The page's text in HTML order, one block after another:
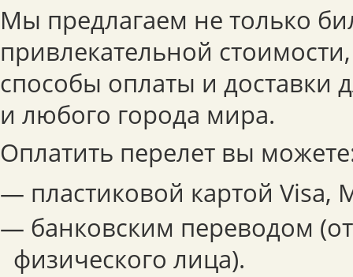
Мы предлагаем не только
привлекательной
способы оплаты и доставки
и любого города мира.
Оплатить перелет вы
— пластиковой картой Visa,
— банковским переводом
физического лица).